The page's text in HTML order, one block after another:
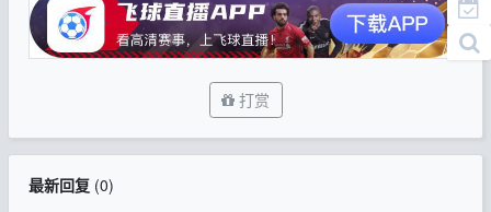
打赏
最新回复(0)